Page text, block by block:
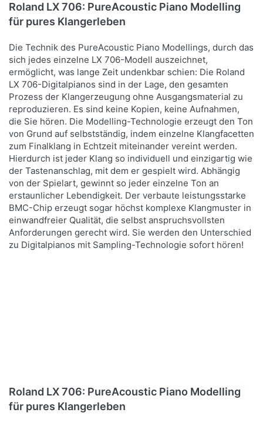
Roland LX 706: PureAcoustic Piano Modelling
für pures Klangerleben
Die Technik des PureAcoustic Piano Modellings, durch das
sich jedes einzelne LX 706-Modell auszeichnet,
ermöglicht, was lange Zeit undenkbar schien: Die Roland
LX 706-Digitalpianos sind in der Lage, den gesamten
Prozess der Klangerzeugung ohne Ausgangsmaterial zu
reproduzieren. Es sind keine Kopien, keine Aufnahmen,
die Sie hören. Die Modelling-Technologie erzeugt den Ton
von Grund auf selbstständig, indem einzelne Klangfacetten
zum Finalklang in Echtzeit miteinander vereint werden.
Hierdurch ist jeder Klang so individuell und einzigartig wie
der Tastenanschlag, mit dem er gespielt wird. Abhängig
von der Spielart, gewinnt so jeder einzelne Ton an
erstaunlicher Lebendigkeit. Der verbaute leistungsstarke
BMC-Chip erzeugt sogar höchst komplexe Klangmuster in
einwandfreier Qualität, die selbst anspruchsvollsten
Anforderungen gerecht wird. Sie werden den Unterschied
zu Digitalpianos mit Sampling-Technologie sofort hören!
Roland LX 706: PureAcoustic Piano Modelling
für pures Klangerleben